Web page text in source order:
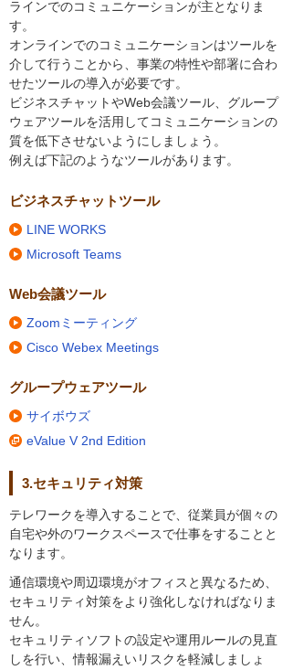
ラインでのコミュニケーションが主となりま
す。
オンラインでのコミュニケーションはツールを
介して行うことから、事業の特性や部署に合わ
せたツールの導入が必要です。
ビジネスチャットやWeb会議ツール、グループ
ウェアツールを活用してコミュニケーションの
質を低下させないようにしましょう。
例えば下記のようなツールがあります。
ビジネスチャットツール
LINE WORKS
Microsoft Teams
Web会議ツール
Zoomミーティング
Cisco Webex Meetings
グループウェアツール
サイボウズ
eValue V 2nd Edition
3.セキュリティ対策
テレワークを導入することで、従業員が個々の
自宅や外のワークスペースで仕事をすることと
なります。
通信環境や周辺環境がオフィスと異なるため、
セキュリティ対策をより強化しなければなりま
せん。
セキュリティソフトの設定や運用ルールの見直
しを行い、情報漏えいリスクを軽減しましょ